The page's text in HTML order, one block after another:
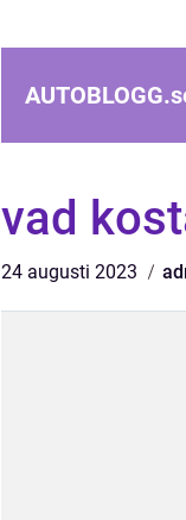
AUTOBLOGG.
vad
24 augusti 2023